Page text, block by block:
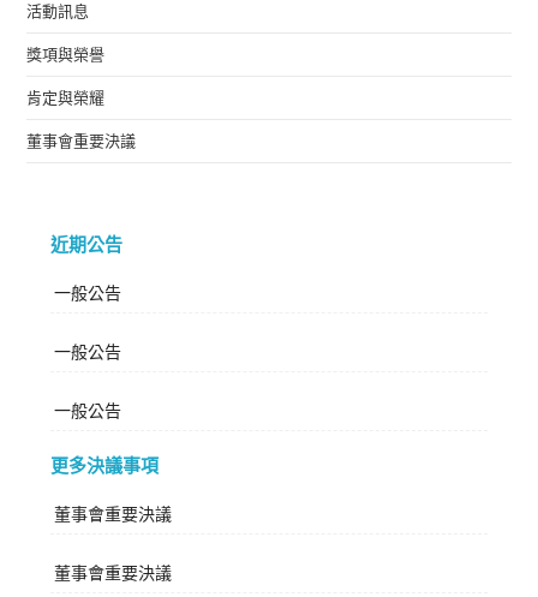
活動訊息
獎項與榮譽
肯定與榮耀
董事會重要決議
近期公告
一般公告
一般公告
一般公告
更多決議事項
董事會重要決議
董事會重要決議